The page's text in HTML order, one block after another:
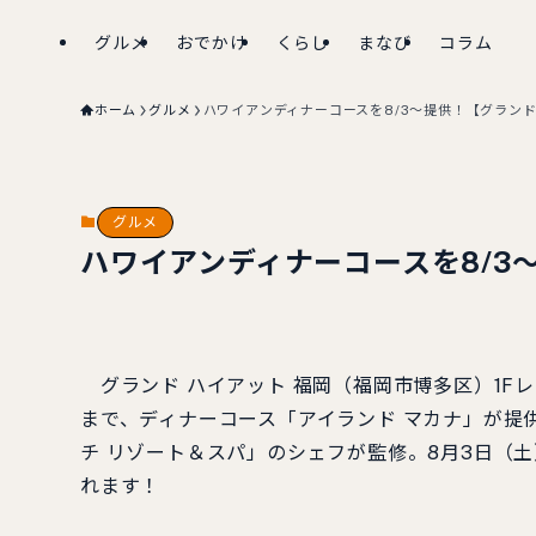
グルメ おでかけ くらし まなび コラム
ホーム グルメ ハワイアンディナーコースを8/3～提供！【グラン
グルメ
ハワイアンディナーコースを8/3
グランド ハイアット 福岡（福岡市博多区）1F
まで、ディナーコース「アイランド マカナ」が
チ リゾート＆スパ」のシェフが監修。8月3日（
れます！